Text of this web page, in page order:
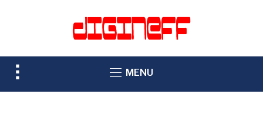
TOGGLE
SIDEBAR
MENU